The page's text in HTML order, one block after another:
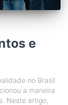
e
no Brasil
a maneira
Neste artigo,